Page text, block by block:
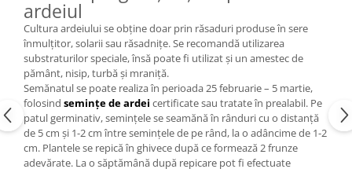
ardeiul
Cultura ardeiului se obține doar prin răsaduri produse în sere
înmulțitor, solarii sau răsadnițe. Se recomandă utilizarea
substraturilor speciale, însă poate fi utilizat și un amestec de
pământ, nisip, turbă și mraniță.
Semănatul se poate realiza în perioada 25 februarie – 5 martie,
folosind semințe de ardei certificate sau tratate în prealabil. Pe
patul germinativ, semințele se seamănă în rânduri cu o distanță
de 5 cm și 1-2 cm între semințele de pe rând, la o adâncime de 1-2
cm. Plantele se repică în ghivece după ce formează 2 frunze
adevărate. La o săptămână după repicare pot fi efectuate